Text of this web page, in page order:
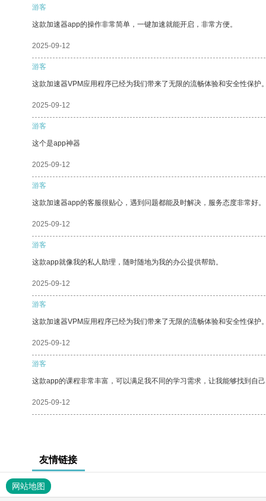
游客
这款加速器app的操作非常简单，一键加速就能开启，非常方便。
2025-09-12
游客
这款加速器VPM应用程序已经为我们带来了无限的流畅体验和安全性保护
2025-09-12
游客
这个是app神器
2025-09-12
游客
这款加速器app的客服很贴心，遇到问题都能及时解决，服务态度非常好。
2025-09-12
游客
这款app就像我的私人助理，随时随地为我的办公提供帮助。
2025-09-12
游客
这款加速器VPM应用程序已经为我们带来了无限的流畅体验和安全性保护
2025-09-12
游客
这款app的课程非常丰富，可以满足我不同的学习需求，让我能够找到自
2025-09-12
友情链接
网站地图